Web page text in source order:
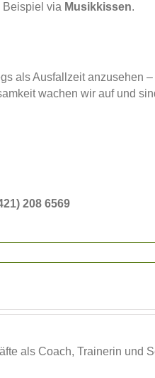
Beispiel via Musikkissen.
als Ausfallzeit anzusehen
wachen wir auf und
208 6569